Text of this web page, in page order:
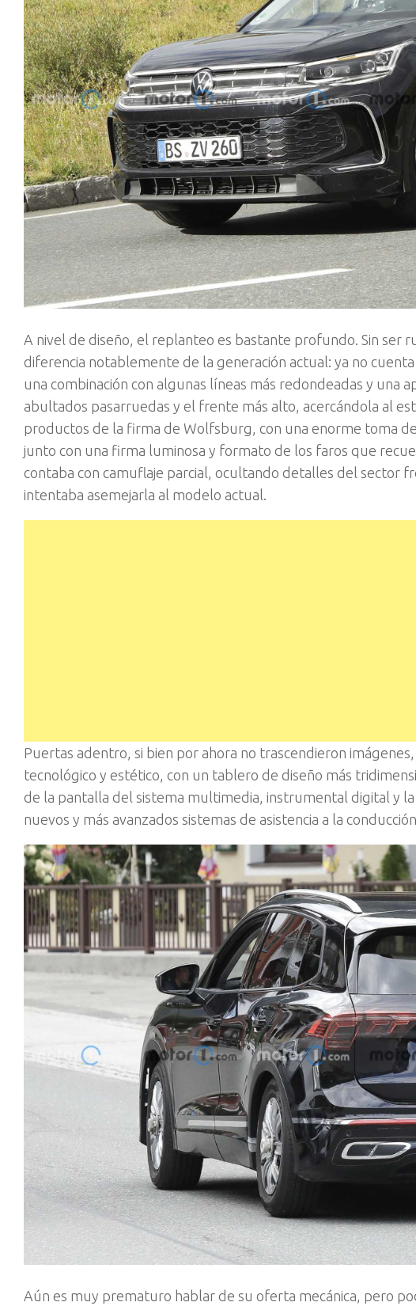
A nivel de diseño, el replanteo es bastante profundo. Sin ser
diferencia notablemente de la generación actual: ya no
una combinación con algunas líneas más redondeadas y una
abultados pasarruedas y el frente más alto, acercándola al
productos de la firma de Wolfsburg, con una enorme toma
junto con una firma luminosa y formato de los faros que
contaba con camuflaje parcial, ocultando detalles del sector
intentaba asemejarla al modelo actual.
Puertas adentro, si bien por ahora no trascendieron
tecnológico y estético, con un tablero de diseño más
de la pantalla del sistema multimedia, instrumental digital y
nuevos y más avanzados sistemas de asistencia a la
Aún es muy prematuro hablar de su oferta mecánica, pero